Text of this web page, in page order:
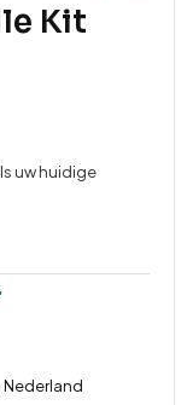
Kit
uw huidige
,
Nederland